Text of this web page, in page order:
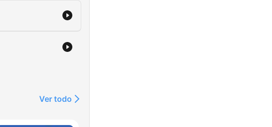
Ver todo